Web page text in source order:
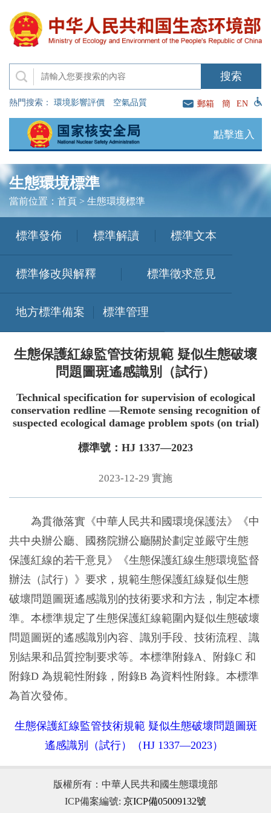
熱門搜索： 環境影響評價 空氣品質 郵箱 簡 EN
點擊進入
生態環境標準
當前位置： 首頁> 生態環境標準
標準發佈 標準解讀 標準文本
標準修改與解釋 標準徵求意見
地方標準備案 標準管理
生態保護紅線監管技術規範 疑似生態破壞
問題圖斑遙感識別（試行）
Technical specification for supervision of ecological
conservation redline —Remote sensing recognition of
suspected ecological damage problem spots (on trial)
標準號：HJ 1337—2023
2023-12-29 實施
為貫徹落實《中華人民共和國環境保護法》《中
共中央辦公廳、國務院辦公廳關於劃定並嚴守生態
保護紅線的若干意見》《生態保護紅線生態環境監督
辦法（試行）》要求，規範生態保護紅線疑似生態
破壞問題圖斑遙感識別的技術要求和方法，制定本標
準。本標準規定了生態保護紅線範圍內疑似生態破壞
問題圖斑的遙感識別內容、識別手段、技術流程、識
別結果和品質控制要求等。本標準附錄A、附錄C 和
附錄D 為規範性附錄，附錄B 為資料性附錄。本標準
為首次發佈。
生態保護紅線監管技術規範 疑似生態破壞問題圖斑
遙感識別（試行）（HJ 1337—2023）
版權所有：中華人民共和國生態環境部
ICP備案編號: 京ICP備05009132號